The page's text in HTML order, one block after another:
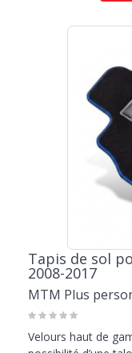
Tapis de sol
2008-2017
MTM Plus
Velours haut de